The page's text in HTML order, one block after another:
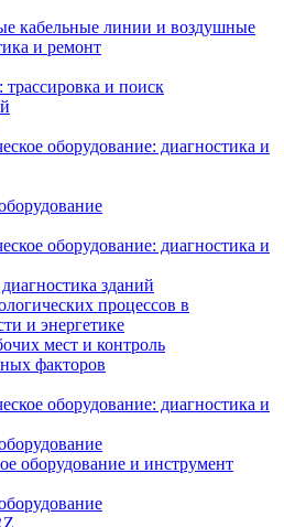
кабельные линии и воздушные
и ремонт
и поиск
оборудование: диагностика и
оборудование: диагностика и
зданий
процессов в
и энергетике
мест и контроль
факторов
оборудование: диагностика и
оборудование и инструмент